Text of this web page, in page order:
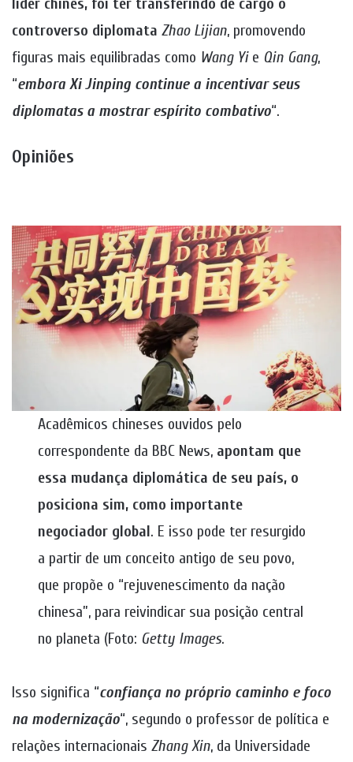
líder chinês, foi ter transferindo de cargo o
controverso diplomata Zhao Lijian, promovendo
figuras mais equilibradas como Wang Yie Qin Gang,
“embora Xi Jinping continue a incentivar seus
diplomatas a mostrar espírito combativo“.
Opiniões
Acadêmicos chineses ouvidos pelo
correspondente da BBC News, apontam que
essa mudança diplomática de seu país, o
posiciona sim, como importante
negociador global. E isso pode ter resurgido
a partir de um conceito antigo de seu povo,
que propõe o “rejuvenescimento da nação
chinesa”, para reivindicar sua posição central
no planeta (Foto: Getty Images.
Isso significa “confiança no próprio caminho e foco
na modernização“, segundo o professor de política e
relações internacionais Zhang Xin, da Universidade